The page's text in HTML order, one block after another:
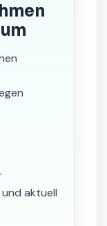
aktuell